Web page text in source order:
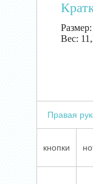
Размер:
Вес:
Правая
кнопки